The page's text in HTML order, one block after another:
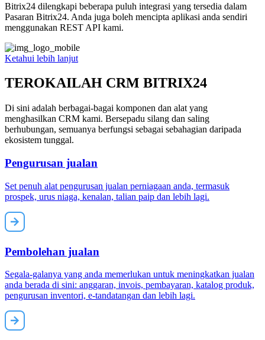
Bitrix24 dilengkapi beberapa puluh integrasi yang tersedia dalam
Pasaran Bitrix24. Anda juga boleh mencipta aplikasi anda sendiri
menggunakan REST API kami.
Ketahui lebih lanjut
TEROKAILAH CRM BITRIX24
Di sini adalah berbagai-bagai komponen dan alat yang
menghasilkan CRM kami. Bersepadu silang dan saling
berhubungan, semuanya berfungsi sebagai sebahagian daripada
ekosistem tunggal.
Pengurusan jualan
Set penuh alat pengurusan jualan perniagaan anda, termasuk
prospek, urus niaga, kenalan, talian paip dan lebih lagi.
Pembolehan jualan
Segala-galanya yang anda memerlukan untuk meningkatkan jualan
anda berada di sini: anggaran, invois, pembayaran, katalog produk,
pengurusan inventori, e-tandatangan dan lebih lagi.